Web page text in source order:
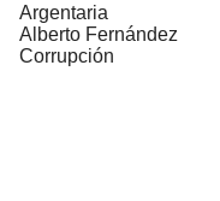
Argentaria
Alberto Fernández
Corrupción